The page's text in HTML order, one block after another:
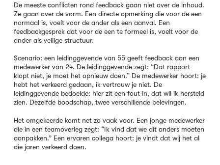
De meeste conflicten rond feedback gaan niet over de inhoud.
Ze gaan over de vorm. Een directe opmerking die voor de een
normaal is, voelt voor de ander als een aanval. Een
feedbackgesprek dat voor de een te formeel is, voelt voor de
ander als veilige structuur.
Scenario: een leidinggevende van 55 geeft feedback aan een
medewerker van 24. De leidinggevende zegt: “Dat rapport
klopt niet, je moet het opnieuw doen.” De medewerker hoort: je
hebt het verkeerd gedaan, ik vertrouw je niet. De
leidinggevende bedoelde: hier zit een fout in, dat wil ik hersteld
zien. Dezelfde boodschap, twee verschillende belevingen.
Het omgekeerde komt net zo vaak voor. Een jonge medewerker
die in een teamoverleg zegt: “Ik vind dat we dit anders moeten
aanpakken.” Een ervaren collega hoort: je vindt dat wij het al
die jaren verkeerd doen.